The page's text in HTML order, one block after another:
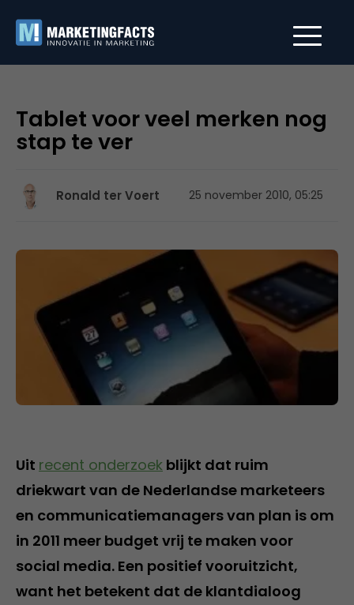
Tablet voor veel merken nog
stap te ver
Ronald ter Voert 25 november 2010, 05:25
Uit recent onderzoek blijkt dat ruim
driekwart van de Nederlandse marketeers
en communicatiemanagers van plan is om
in 2011 meer budget vrij te maken voor
social media. Een positief vooruitzicht,
want het betekent dat de klantdialoog